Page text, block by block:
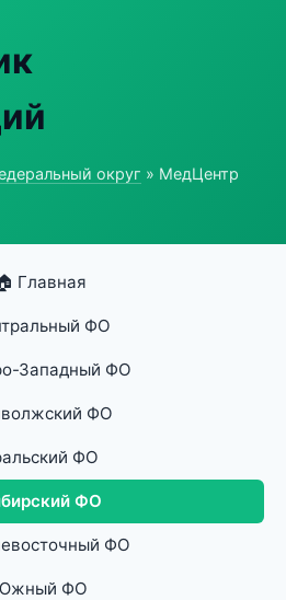
округ » МедЦентр
Главная
ФО
Западный ФО
ФО
ФО
ФО
ФО
ФО